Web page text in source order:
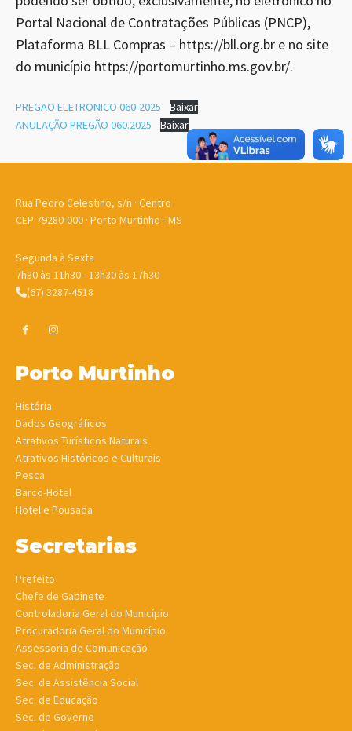
Portal Nacional de Contratações Públicas (PNCP),
Plataforma BLL Compras – https://bll.org.br e no site
do município https://portomurtinho.ms.gov.br/.
PREGAO ELETRONICO 060-2025
Baixar
ANULAÇÃO PREGÃO 060.2025
Baixar
Rua Pedro Celestino, s/n · Centro
CEP 79280-000 · Porto Murtinho - MS
Segunda à Sexta
7h30 às 11h30 - 13h30 às 17h30
(67) 3287-4518
Porto Murtinho
História
Dados Geográficos
Atrativos Turísticos Naturais
Atrativos Históricos e Culturais
Pesca
Barco-Hotel
Hotel e Pousada
Secretarias
Prefeito
Chefe de Gabinete
Controladoria Geral do Município
Procuradoria Geral do Município
Assessoria de Comunicação
Sec. de Administração
Sec. de Assistência Social
Sec. de Educação
Sec. de Governo